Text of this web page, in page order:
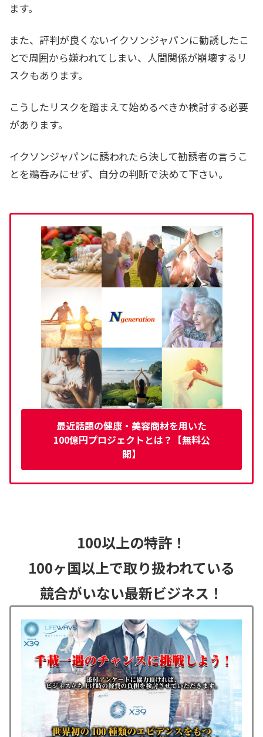
ます。
また、評判が良くないイクソンジャパンに勧誘したこ
とで周囲から嫌われてしまい、人間関係が崩壊するリ
スクもあります。
こうしたリスクを踏まえて始めるべきか検討する必要
があります。
イクソンジャパンに誘われたら決して勧誘者の言うこ
とを鵜呑みにせず、自分の判断で決めて下さい。
最近話題の健康・美容商材を用いた
100億円プロジェクトとは？【無料公
開】
100以上の特許！
100ヶ国以上で取り扱われている
競合がいない最新ビジネス！